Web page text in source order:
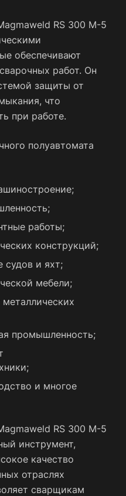
RS 300 M-5
обеспечивают
работ. Он
защиты от
что
при работе.
полуавтомата
работы;
конструкций;
судов и яхт;
мебели;
промышленность;
и многое
RS 300 M-5
инструмент,
качество
отраслях
сварщикам